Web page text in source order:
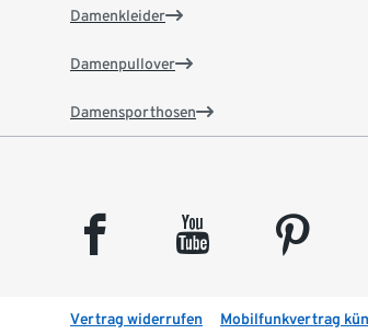
Damenkleider
Damenpullover
Damensporthosen
facebook youtube pinterest
Vertrag widerrufen Mobilfunkvertrag